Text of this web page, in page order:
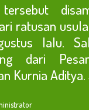
ratusan
lalu.
dari
Kurnia